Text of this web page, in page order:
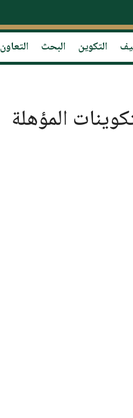
التكوين البحث التعاون
المؤهلة